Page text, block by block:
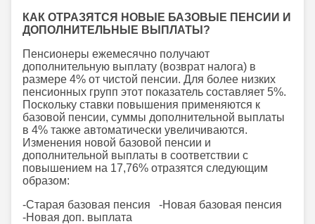
КАК ОТРАЗЯТСЯ НОВЫЕ БАЗОВЫЕ ПЕНСИИ И
ДОПОЛНИТЕЛЬНЫЕ ВЫПЛАТЫ?
Пенсионеры ежемесячно получают
дополнительную выплату (возврат налога) в
размере 4% от чистой пенсии. Для более низких
пенсионных групп этот показатель составляет 5%.
Поскольку ставки повышения применяются к
базовой пенсии, суммы дополнительной выплаты
в 4% также автоматически увеличиваются.
Изменения новой базовой пенсии и
дополнительной выплаты в соответствии с
повышением на 17,76% отразятся следующим
образом:
-Старая базовая пенсия -Новая базовая пенсия
-Новая доп. выплата